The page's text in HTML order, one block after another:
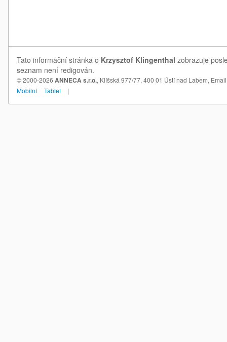
Tato informační stránka o Krzysztof Klingenthal zobrazuje
seznam není redigován.
© 2000-2026 ANNECA s.r.o., Klíšská 977/77, 400 01 Ústí nad Labem,
Mobilní
Tablet |